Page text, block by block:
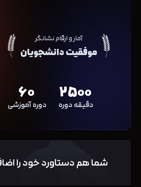
آمار و ارقام نشانگر
موفقیت دانشجویان
2500
دقیقه دوره
60
دوره آموزشی
شما هم دستاورد خود را